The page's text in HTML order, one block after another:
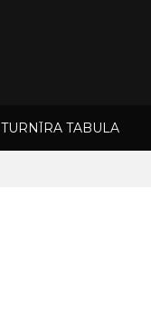
TURNĪRA TABULA